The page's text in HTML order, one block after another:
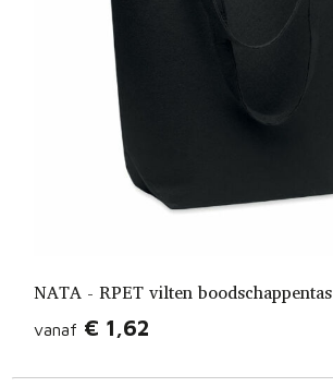
NATA - RPET vilten boodschappentas
vanaf € 1,62